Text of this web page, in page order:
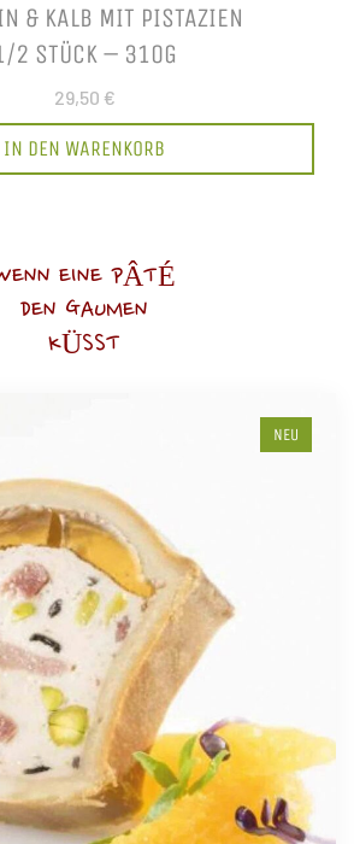
& KALB MIT PISTAZIEN
2 STÜCK – 310G
29,50 €
IN DEN WARENKORB
EINE PÂTÉ
DEN GAUMEN
KÜSST
NEU